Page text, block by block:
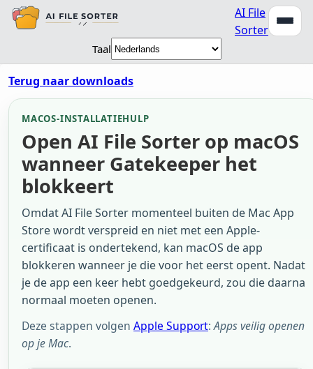
AI File
Sorter
Taal
Terug naar downloads
MACOS-INSTALLATIEHULP
Open AI File Sorter op macOS
wanneer Gatekeeper het
blokkeert
Omdat AI File Sorter momenteel buiten de Mac App
Store wordt verspreid en niet met een Apple-
certificaat is ondertekend, kan macOS de app
blokkeren wanneer je die voor het eerst opent. Nadat
je de app een keer hebt goedgekeurd, zou die daarna
normaal moeten openen.
Deze stappen volgen Apple Support:Apps veilig openen
op je Mac.